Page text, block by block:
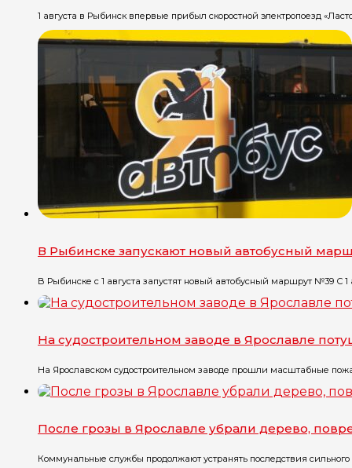
1 августа в Рыбинск впервые прибыл скоростной электропоезд
В Рыбинске запускают новый автобусный
В Рыбинске с 1 августа запустят новый автобусный маршрут №39 С 1
На судостроительном заводе в Ярославле
На Ярославском судостроительном заводе прошли масштабные
После грозы в Ярославле убрали дерево,
Коммунальные службы продолжают устранять последствия